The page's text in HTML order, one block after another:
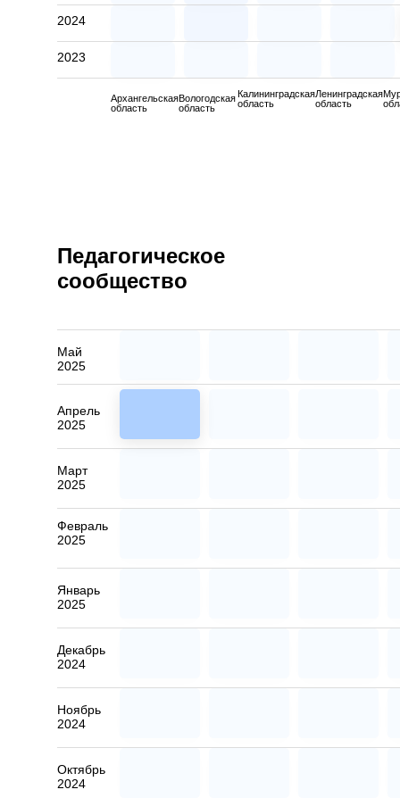
2024
2023
Архангельская
область
Вологодская
область
Калининградская
область
Ленинградская
область
Педагогическое
сообщество
Май
2025
Апрель
2025
Март
2025
Февраль
2025
Январь
2025
Декабрь
2024
Ноябрь
2024
Октябрь
2024